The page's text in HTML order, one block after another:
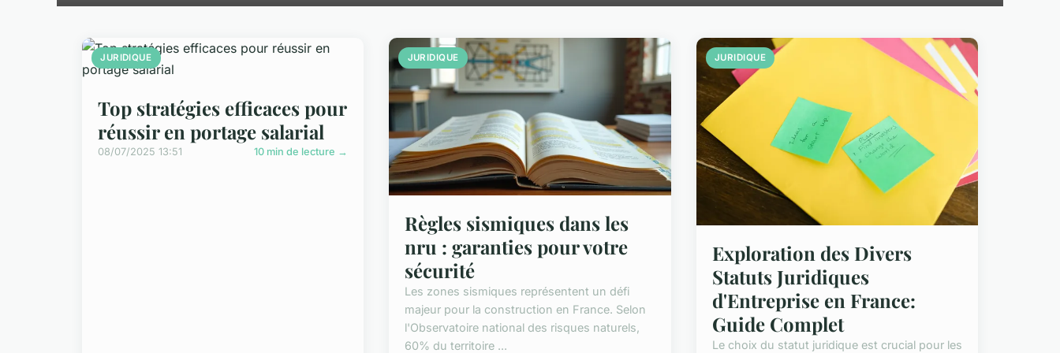
JURIDIQUE
Top stratégies efficaces pour
réussir en portage salarial
08/07/2025 13:51 10 min de lecture →
JURIDIQUE
Règles sismiques dans les
nru : garanties pour votre
sécurité
Les zones sismiques représentent un défi
majeur pour la construction en France. Selon
l'Observatoire national des risques naturels,
60% du territoire ...
JURIDIQUE
Exploration des Divers
Statuts Juridiques
d'Entreprise en France:
Guide Complet
Le choix du statut juridique est crucial pour les